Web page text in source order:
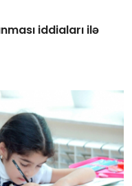
iddiaları ilə